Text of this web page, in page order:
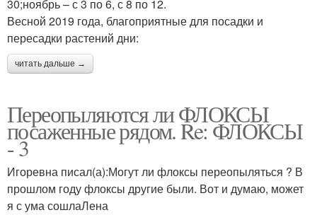
30;ноябрь – с 3 по 6, с 8 по 12.
Весной 2019 года, благоприятные для посадки и
пересадки растений дни:
читать дальше →
Переопыляются ли ФЛОКСЫ
посаженные рядом. Re: ФЛОКСЫ
- 3
Игоревна писал(а):Могут ли флоксы переопыляться ? В
прошлом году флоксы другие были. Вот и думаю, может
я с ума сошлаЛена